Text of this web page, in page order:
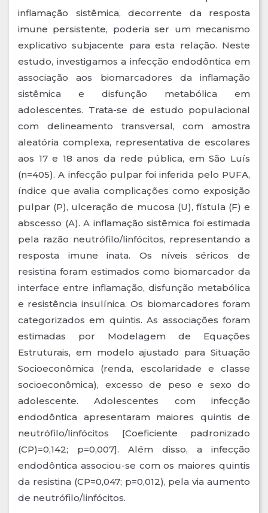
inflamação sistêmica, decorrente da resposta
imune persistente, poderia ser um mecanismo
explicativo subjacente para esta relação. Neste
estudo, investigamos a infecção endodôntica em
associação aos biomarcadores da inflamação
sistêmica e disfunção metabólica em
adolescentes. Trata-se de estudo populacional
com delineamento transversal, com amostra
aleatória complexa, representativa de escolares
aos 17 e 18 anos da rede pública, em São Luís
(n=405). A infecção pulpar foi inferida pelo PUFA,
índice que avalia complicações como exposição
pulpar (P), ulceração de mucosa (U), fístula (F) e
abscesso (A). A inflamação sistêmica foi estimada
pela razão neutrófilo/linfócitos, representando a
resposta imune inata. Os níveis séricos de
resistina foram estimados como biomarcador da
interface entre inflamação, disfunção metabólica
e resistência insulínica. Os biomarcadores foram
categorizados em quintis. As associações foram
estimadas por Modelagem de Equações
Estruturais, em modelo ajustado para Situação
Socioeconômica (renda, escolaridade e classe
socioeconômica), excesso de peso e sexo do
adolescente. Adolescentes com infecção
endodôntica apresentaram maiores quintis de
neutrófilo/linfócitos [Coeficiente padronizado
(CP)=0,142; p=0,007]. Além disso, a infecção
endodôntica associou-se com os maiores quintis
da resistina (CP=0,047; p=0,012), pela via aumento
de neutrófilo/linfócitos.